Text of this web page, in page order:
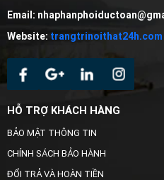
Email:
Website: trangtrinoithat24h.com
HỖ TRỢ KHÁCH HÀNG
BẢO MẬT THÔNG TIN
CHÍNH SÁCH BẢO HÀNH
ĐỔI TRẢ VÀ HOÀN TIỀN